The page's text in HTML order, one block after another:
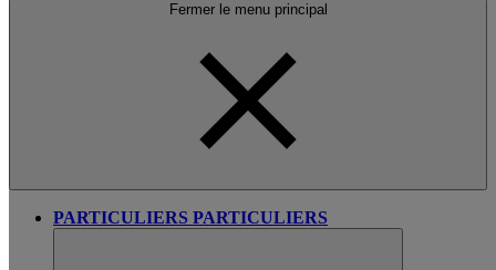
Fermer le menu principal
PARTICULIERS PARTICULIERS